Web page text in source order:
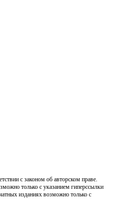
с законом об авторском праве.
только с указанием гиперссылки
изданиях возможно только с